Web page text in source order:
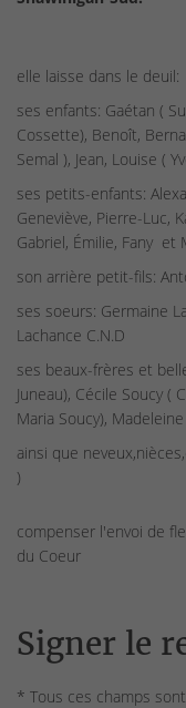
elle laisse dans le deuil:
ses enfants: Gaétan (
Cossette), Benoît,
Semal ), Jean, Louise (
ses petits-enfants:
Geneviève, Pierre-Luc,
Gabriel, Émilie, Fany et
son arrière petit-fils:
ses soeurs: Germaine
Lachance C.N.D
ses beaux-frères et
Juneau), Cécile Soucy (
Maria Soucy),
ainsi que
)
compenser l'envoi de
du Coeur
Signer le
* Tous ces champs